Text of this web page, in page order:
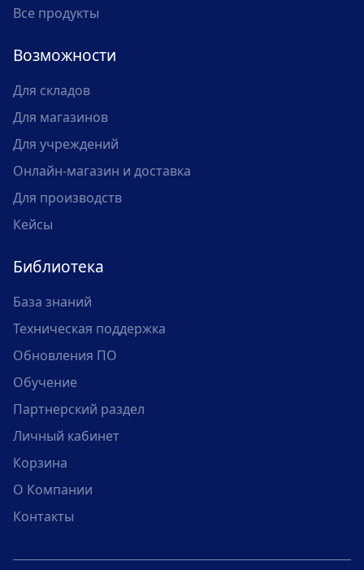
Все продукты
Возможности
Для складов
Для магазинов
Для учреждений
Онлайн-магазин и доставка
Для производств
Кейсы
Библиотека
База знаний
Техническая поддержка
Обновления ПО
Обучение
Партнерский раздел
Личный кабинет
Корзина
О Компании
Контакты